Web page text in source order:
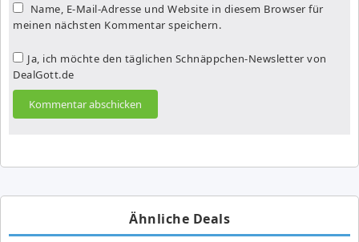
Name, E-Mail-Adresse und Website in diesem Browser für
meinen nächsten Kommentar speichern.
Ja, ich möchte den täglichen Schnäppchen-Newsletter von
DealGott.de
Ähnliche Deals